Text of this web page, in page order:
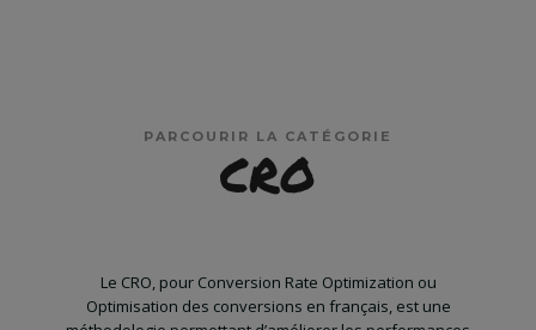
PARCOURIR LA CATÉGORIE
CRO
Le CRO, pour Conversion Rate Optimization ou
Optimisation des conversions en français, est une